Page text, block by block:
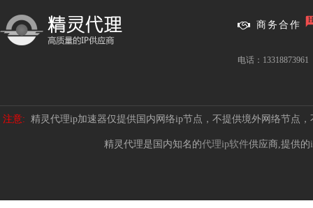
商务合作
电话：13318873961
注意: 精灵代理ip加速器仅提供国内网络ip节点，不提供境外网络节点
精灵代理是国内知名的代理ip软件供应商,提供的